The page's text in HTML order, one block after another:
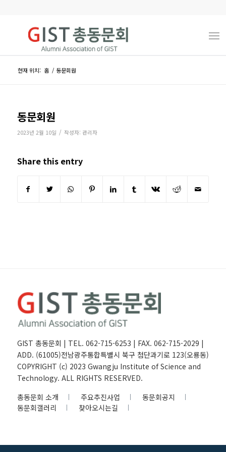
현재 위치: 홈 / 동문회원
동문회원
2023년 2월 10일 / 작성자: 관리자
Share this entry
GIST 총동문회 | TEL. 062-715-6253 | FAX. 062-715-2029 |
ADD. (61005)전남광주통합특별시 북구 첨단과기로 123(오룡동)
COPYRIGHT (c) 2023 Gwangju Institute of Science and
Technology. ALL RIGHTS RESERVED.
총동문회 소개
주요추진사업
동문회공지
동문회갤러리
찾아오시는길